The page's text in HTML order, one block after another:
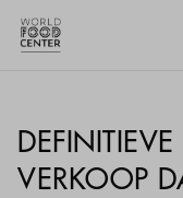
VERKOOP